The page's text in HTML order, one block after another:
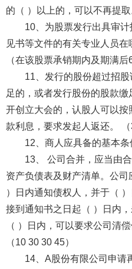
的（ ）以上的，可以不再提取
10、为股票发行出具审
见书等文件的有关专业人员
（在该股票承销期内及期满后
11、发行的股份超过招
足的，或者发行股份的股款
开创立大会的，认股人可以
款利息，要求发起人返还。 （
12、商人应具备的基本条
13、 公司合并，应当由
资产负债表及财产清单。公
）日内通知债权人，并于（
接到通知书之日起（ ）日内
（ ）日内，可以要求公司清
（10 30 30 45）
14、A股份有限公司申请